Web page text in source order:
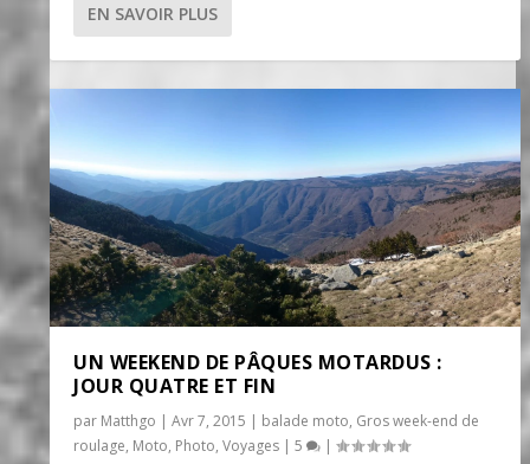
EN SAVOIR PLUS
UN WEEKEND DE PÂQUES MOTARDUS :
JOUR QUATRE ET FIN
par Matthgo |Avr 7, 2015 | balade moto, Gros week-end de
roulage, Moto, Photo,Voyages |5 |